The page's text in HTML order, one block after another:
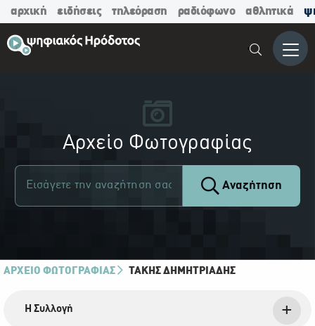
αρχική ειδήσεις τηλεόραση ραδιόφωνο αθλητικά
Μενού
Αρχείο Φωτογραφίας
Αναζήτηση
ΑΡΧΕΙΟ ΦΩΤΟΓΡΑΦΙΑΣ ΤΆΚΗΣ ΔΗΜΗΤΡΙΆΔΗΣ
Η Συλλογή